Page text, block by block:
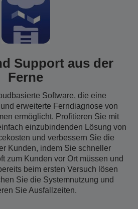
Support aus der
Ferne
Software, die eine
erweiterte Ferndiagnose von
ermöglicht. Profitieren Sie mit
einzubindenden Lösung von
und verbessern Sie die
Kunden, indem Sie schneller
zum Kunden vor Ort müssen und
beim ersten Versuch lösen
Sie die Systemnutzung und
Sie Ausfallzeiten.